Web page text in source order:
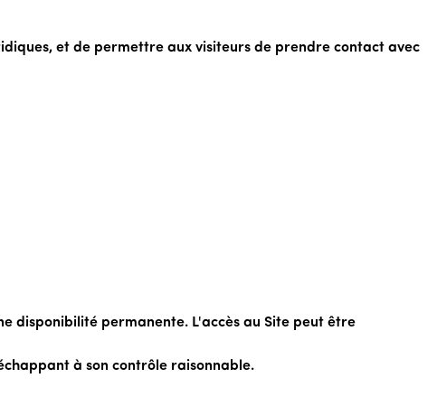
et de permettre aux visiteurs de prendre contact avec
disponibilité permanente. L'accès au Site peut être
à son contrôle raisonnable.